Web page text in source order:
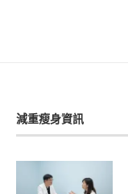
減重瘦身資訊